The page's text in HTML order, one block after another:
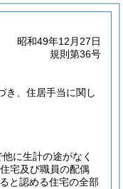
昭和49年12月27日
規則第36号
き、住居手当に関し
他に生計の途がなく
宅及び職員の配偶
と認める住宅の全部